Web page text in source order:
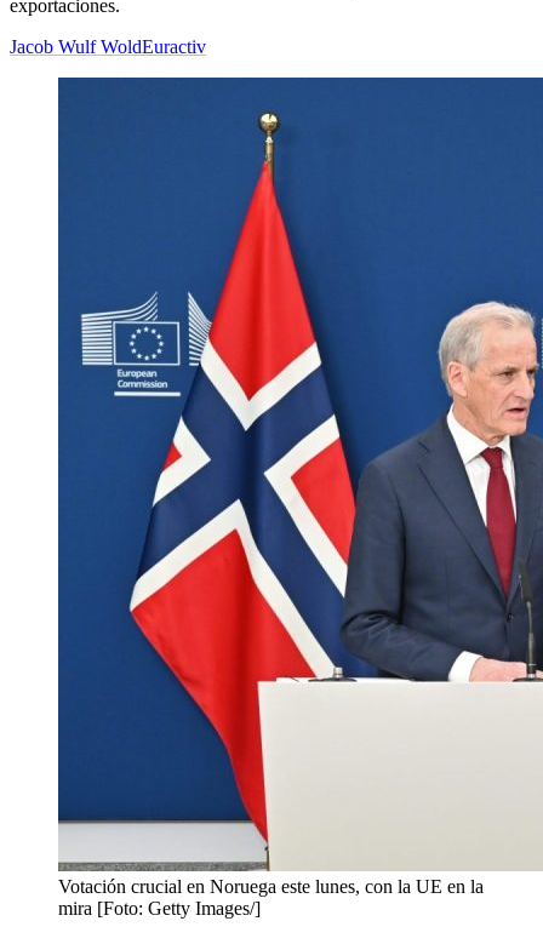
exportaciones.
Jacob Wulf WoldEuractiv
Votación crucial en Noruega este lunes, con la UE en la
mira [Foto: Getty Images/]